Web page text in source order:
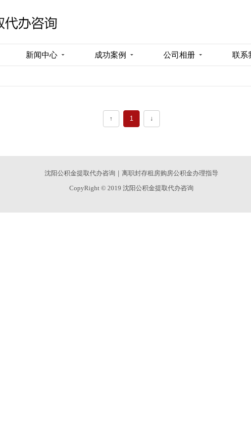
新闻中心 成功案例 公司相册 联系
↑ 1 ↓
沈阳公积金提取代办咨询｜离职封存租房购房公积金办理指导
CopyRight © 2019 沈阳公积金提取代办咨询